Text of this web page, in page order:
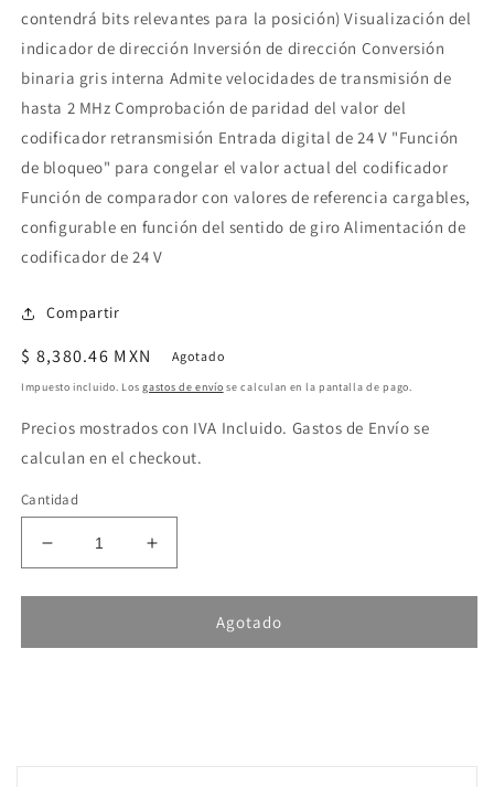
contendrá bits relevantes para la posición) Visualización del
indicador de dirección Inversión de dirección Conversión
binaria gris interna Admite velocidades de transmisión de
hasta 2 MHz Comprobación de paridad del valor del
codificador retransmisión Entrada digital de 24 V "Función
de bloqueo" para congelar el valor actual del codificador
Función de comparador con valores de referencia cargables,
configurable en función del sentido de giro Alimentación de
codificador de 24 V
Compartir
Precio
habitual
$ 8,380.46 MXN Agotado
Impuesto incluido. Losgastos de envío se calculan en la pantalla de pago.
Precios mostrados con IVA Incluido. Gastos de Envío se
calculan en el checkout.
Cantidad
Reducir
cantidad
para
TB20,
600-
Aumentar
cantidad
para
Helmholz
TB20,
600-
Agotado